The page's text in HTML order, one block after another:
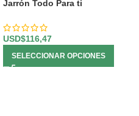
Jarrón Todo Para ti
USD$116,47
SELECCIONAR OPCIONES